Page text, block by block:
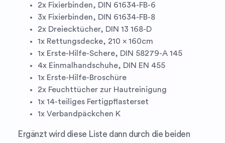
2x Fixierbinden, DIN 61634-FB-6
3x Fixierbinden, DIN 61634-FB-8
2x Dreiecktücher, DIN 13 168-D
1x Rettungsdecke, 210 x 160cm
1x Erste-Hilfe-Schere, DIN 58279-A 145
4x Einmalhandschuhe, DIN EN 455
1x Erste-Hilfe-Broschüre
2x Feuchttücher zur Hautreinigung
1x 14-teiliges Fertigpflasterset
1x Verbandpäckchen K
Ergänzt wird diese Liste dann durch die beiden